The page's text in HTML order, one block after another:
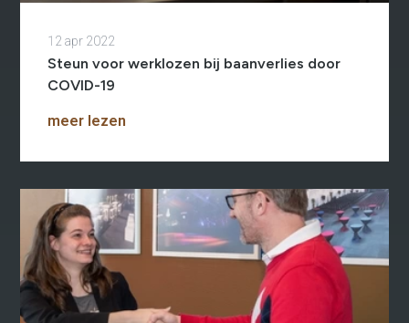
12 apr 2022
Steun voor werklozen bij baanverlies door
COVID-19
meer lezen